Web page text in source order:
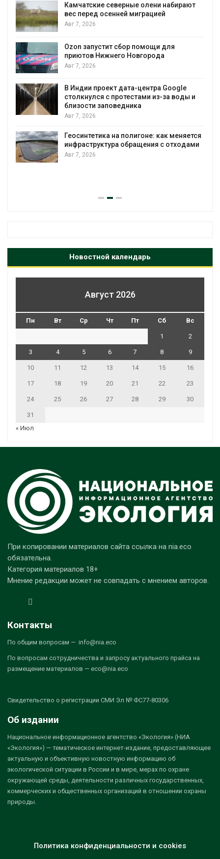
Камчатские северные олени набирают
вес перед осенней миграцией
Авг 7, 2026
Ozon запустит сбор помощи для
приютов Нижнего Новгорода
Авг 7, 2026
В Индии проект дата-центра Google
столкнулся с протестами из-за воды и
близости заповедника
Авг 7, 2026
Геосинтетика на полигоне: как меняется
инфраструктура обращения с отходами
Авг 7, 2026
Новостной календарь
Август 2026
Пн Вт Ср Чт Пт Сб Вс
1 2
3 4 5 6 7 8 9
10 11 12 13 14 15 16
17 18 19 20 21 22 23
24 25 26 27 28 29 30
31
« Июл
При копировании материалов сайта ссылка на nia.eco
обязательна.
Категория материалов 18+
Мнение редакции может не совпадать с мнением авторов.
Контакты
По общим вопросам — info@nia.eco
По вопросам сотрудничества и запросу актуального прайса на
размещение материалов — eco@nia.eco
Свидетельство о регистрации СМИ Эл № ФС77-80306
Об издании
Национальное информационное агентство «Экология» (НИА
«Экология») — тематическое интернет-издание, предоставляющее
актуальную и объективную новостную информацию об
экологической ситуации в России и в мире, мерах по охране
окружающей среды, деятельности различных государственных,
коммерческих и общественных организаций в отношении охраны
природы.
Политика конфиденциальности и cookies